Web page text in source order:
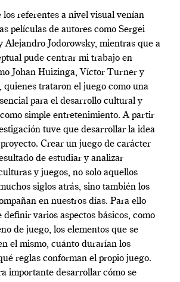
los referentes a nivel visual venían
películas de autores como Sergei
Alejandro Jodorowsky, mientras que a
pude centrar mi trabajo en
Johan Huizinga, Víctor Turner y
quienes trataron el juego como una
para el desarrollo cultural y
simple entretenimiento. A partir
tuve que desarrollar la idea
Crear un juego de carácter
de estudiar y analizar
y juegos, no solo aquellos
siglos atrás, sino también los
en nuestros días. Para ello
definir varios aspectos básicos, como
de juego, los elementos que se
el mismo, cuánto durarían los
reglas conforman el propio juego.
importante desarrollar cómo se